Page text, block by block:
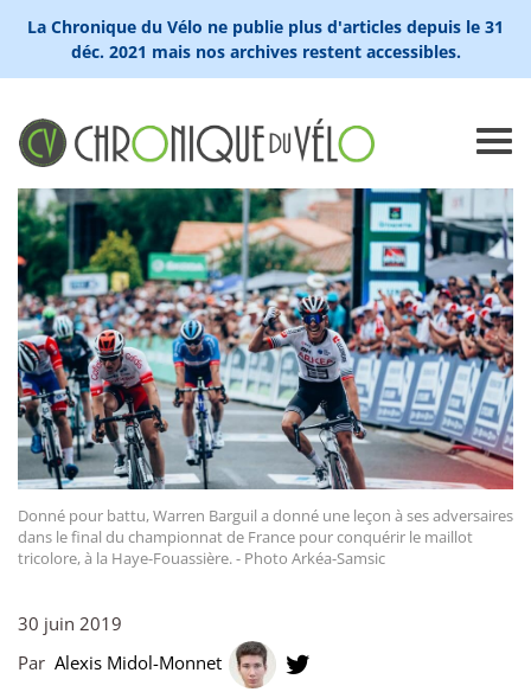
La Chronique du Vélo ne publie plus d'articles depuis le 31
déc. 2021 mais nos archives restent accessibles.
Donné pour battu, Warren Barguil a donné une leçon à ses adversaires
dans le final du championnat de France pour conquérir le maillot
tricolore, à la Haye-Fouassière. - Photo Arkéa-Samsic
30 juin 2019
Par Alexis Midol-Monnet